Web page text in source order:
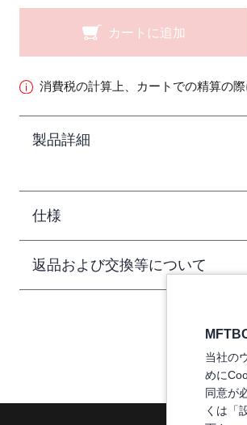
カートに追加
消費税の計算上、カートでの精算の
製品詳細
仕様
返品および交換等について
当社の
めに
同意が
くは「